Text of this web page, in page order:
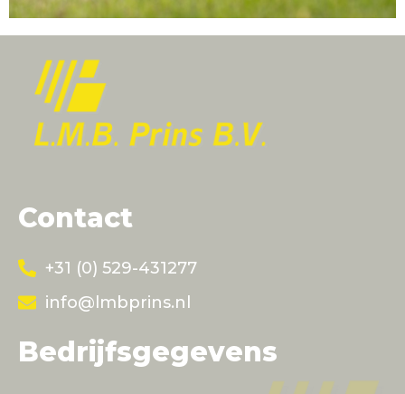
Contact
+31 (0) 529-431277
info@lmbprins.nl
Bedrijfsgegevens